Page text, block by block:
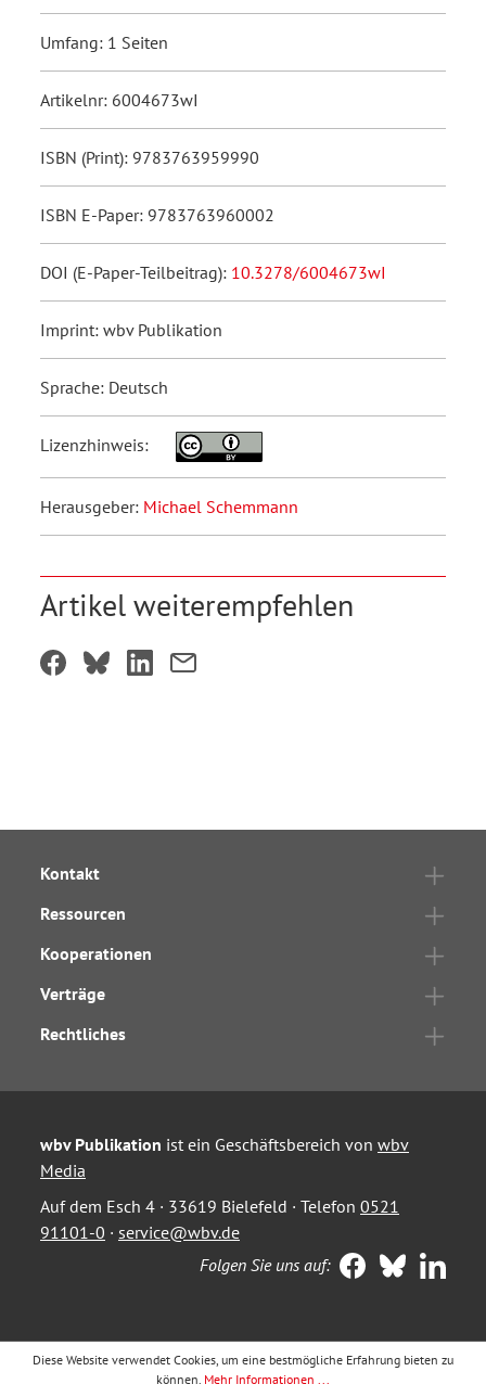
Umfang: 1 Seiten
Artikelnr: 6004673wI
ISBN (Print): 9783763959990
ISBN E-Paper: 9783763960002
DOI (E-Paper-Teilbeitrag): 10.3278/6004673wI
Imprint: wbv Publikation
Sprache: Deutsch
Lizenzhinweis:
Herausgeber: Michael Schemmann
Artikel weiterempfehlen
Kontakt
Ressourcen
Kooperationen
Verträge
Rechtliches
wbv Publikation ist ein Geschäftsbereich von wbv
Media
Auf dem Esch 4 · 33619 Bielefeld · Telefon 0521
91101-0 · service@wbv.de
Folgen Sie uns auf:
Diese Website verwendet Cookies, um eine bestmögliche Erfahrung bieten zu
können. Mehr Informationen ...